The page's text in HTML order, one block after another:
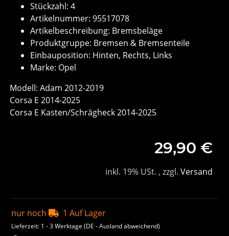
Stückzahl: 4
Artikelnummer: 95517078
Artikelbeschreibung: Bremsbeläge
Produktgruppe: Bremsen & Bremsenteile
Einbauposition: Hinten, Rechts, Links
Marke: Opel
Modell: Adam 2012-2019
Corsa E 2014-2025
Corsa E Kasten/Schrägheck 2014-2025
29,90 €
inkl. 19% USt. , zzgl. Versand
nur noch 1 Auf Lager
Lieferzeit: 1 - 3 Werktage(DE - Ausland abweichend)